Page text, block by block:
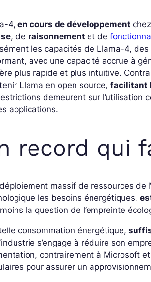
4, en cours de développement
, de raisonnementet de
les capacités de Llama-4,
avec une capacité accrue à
plus rapide et plus intuitive.
Llama en open source,facilitant
demeurent sur l’utilisation
applications.
record qui
massif de ressources
les besoins énergétiques,
la question de l’empreinte
consommation énergétique,
s’engage à réduire son
contrairement à Microsoft
pour assurer un